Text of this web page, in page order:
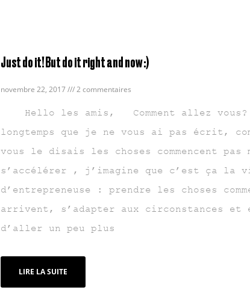
Just do it! But do it right and now :)
novembre 22, 2017 2 commentaires
Hello les amis, Comment allez
longtemps que je ne vous ai pas écrit,
vous le disais les choses commencent pas
s’accélérer , j’imagine que c’est ça la
d’entrepreneuse : prendre les choses
arrivent, s’adapter aux circonstances et
d’aller un peu plus
LIRE LA SUITE